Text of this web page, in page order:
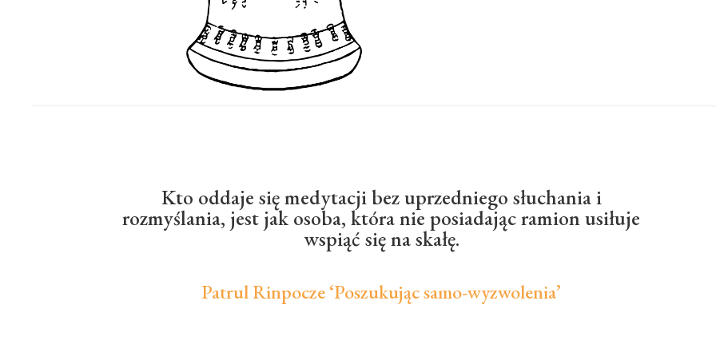
Kto oddaje się medytacji bez uprzedniego słuchania i
rozmyślania, jest jak osoba, która nie posiadając ramion usiłuje
wspiąć się na skałę.
Patrul Rinpocze ‘Poszukując samo-wyzwolenia’